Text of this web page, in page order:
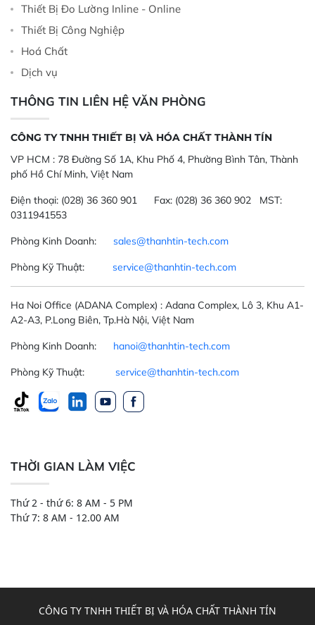
Thiết Bị Đo Lường Inline - Online
Thiết Bị Công Nghiệp
Hoá Chất
Dịch vụ
THÔNG TIN LIÊN HỆ VĂN PHÒNG
CÔNG TY TNHH THIẾT BỊ VÀ HÓA CHẤT THÀNH TÍN
VP HCM : 78 Đường Số 1A, Khu Phố 4, Phường Bình Tân, Thành
phố Hồ Chí Minh, Việt Nam
Điện thoại: (028) 36 360 901 Fax: (028) 36 360 902 MST:
0311941553
Phòng Kinh Doanh: sales@thanhtin-tech.com
Phòng Kỹ Thuật: service@thanhtin-tech.com
Ha Noi Office (ADANA Complex) : Adana Complex, Lô 3, Khu A1-
A2-A3, P.Long Biên, Tp.Hà Nội, Việt Nam
Phòng Kinh Doanh: hanoi@thanhtin-tech.com
Phòng Kỹ Thuật: service@thanhtin-tech.com
THỜI GIAN LÀM VIỆC
Thứ 2 - thứ 6: 8 AM - 5 PM
Thứ 7: 8 AM - 12.00 AM
CÔNG TY TNHH THIẾT BỊ VÀ HÓA CHẤT THÀNH TÍN